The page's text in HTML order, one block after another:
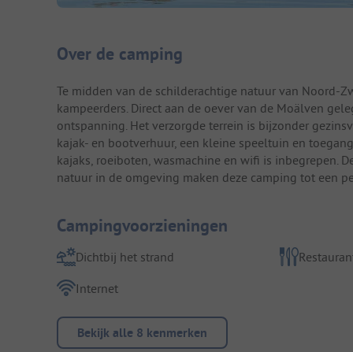
Camping introductie
Over de camping
Te midden van de schilderachtige natuur van Noord-
kampeerders. Direct aan de oever van de Moälven
ontspanning. Het verzorgde terrein is bijzonder
kajak- en bootverhuur, een kleine speeltuin en
kajaks, roeiboten, wasmachine en wifi is inbegrepen.
natuur in de omgeving maken deze camping tot een
Campingvoorzieningen
Dichtbij het strand
Internet
Bekijk alle 8 kenmerken